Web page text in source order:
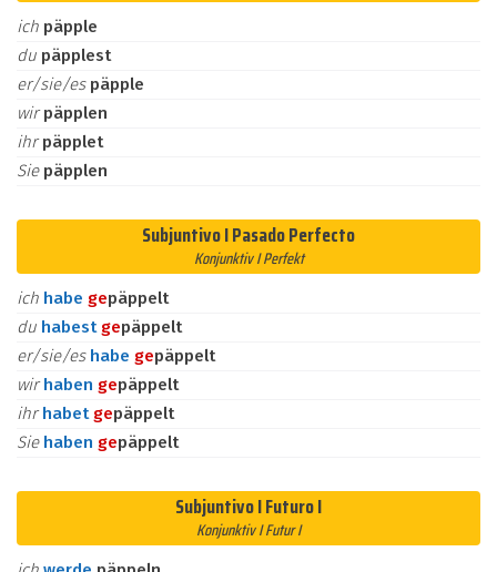
ich päpple
du päpplest
er/sie/es päpple
wirpäpplen
ihrpäpplet
Sie päpplen
Subjuntivo I Pasado Perfecto
Konjunktiv I Perfekt
ich habe gepäppelt
du habest gepäppelt
er/sie/es habe gepäppelt
wirhaben gepäppelt
ihrhabet gepäppelt
Sie haben gepäppelt
Subjuntivo I Futuro I
Konjunktiv I Futur I